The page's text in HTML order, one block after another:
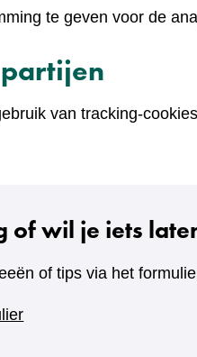
te geven voor de
van tracking-
of wil je iets
of tips via het
(verwijst